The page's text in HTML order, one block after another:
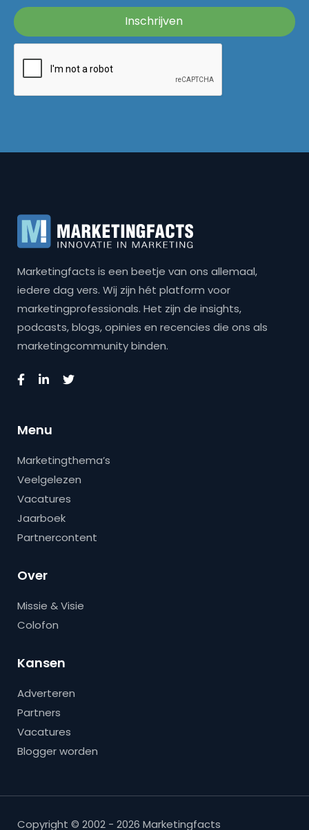
Marketingfacts is een beetje van ons allemaal,
iedere dag vers. Wij zijn hét platform voor
marketingprofessionals. Het zijn de insights,
podcasts, blogs, opinies en recencies die ons als
marketingcommunity binden.
Menu
Marketingthema’s
Veelgelezen
Vacatures
Jaarboek
Partnercontent
Over
Missie & Visie
Colofon
Kansen
Adverteren
Partners
Vacatures
Blogger worden
Copyright © 2002 - 2026 Marketingfacts